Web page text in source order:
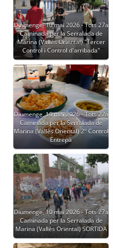
Diumenge, 10 mai 2026 - Tots 27a
Caminada per la Serralada de
Marina (Vallès Oriental) "Tercer
Control i Control d'arribada"
Diumenge, 10 mai 2026 - Tots 27a
Caminada per la Serralada de
Marina (Vallès Oriental) 2º Control
Entrepà
Diumenge, 10 mai 2026 - Tots 27a
Caminada per la Serralada de
Marina (Vallès Oriental) SORTIDA